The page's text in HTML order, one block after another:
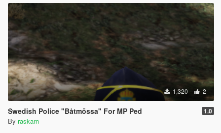
1,320 2
Swedish Police "Båtmössa" For MP Ped 1.0
By raskarn